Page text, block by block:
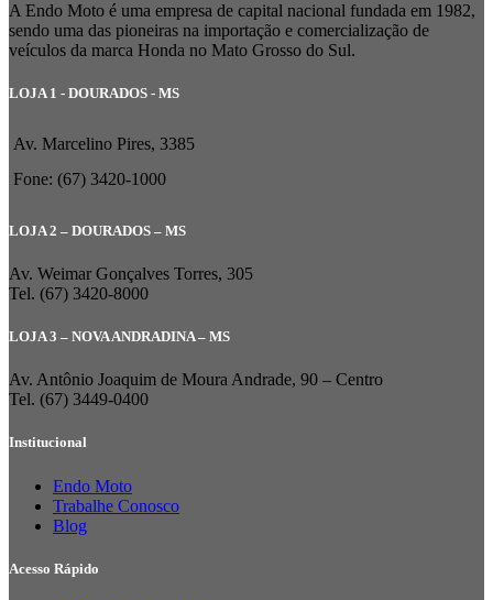
A Endo Moto é uma empresa de capital nacional fundada em 1982,
sendo uma das pioneiras na importação e comercialização de
veículos da marca Honda no Mato Grosso do Sul.
LOJA 1 - DOURADOS - MS
Av. Marcelino Pires, 3385
Fone: (67) 3420-1000
LOJA 2 – DOURADOS – MS
Av. Weimar Gonçalves Torres, 305
Tel. (67) 3420-8000
LOJA 3 – NOVA ANDRADINA – MS
Av. Antônio Joaquim de Moura Andrade, 90 – Centro
Tel. (67) 3449-0400
Institucional
Endo Moto
Trabalhe Conosco
Blog
Acesso Rápido